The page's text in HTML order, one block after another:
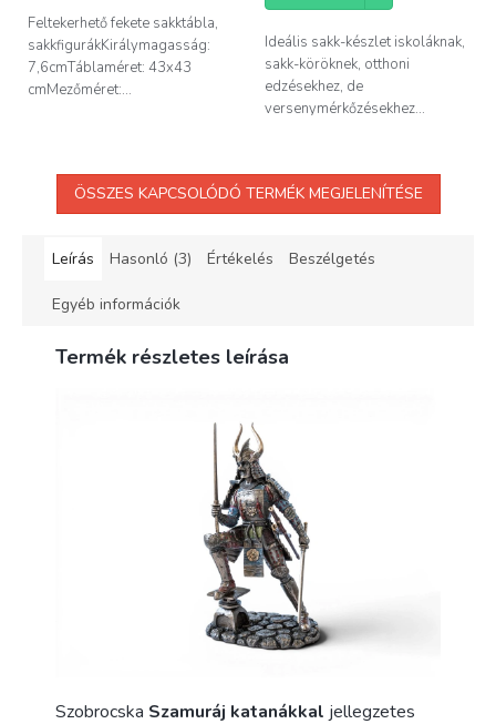
5,0
csillag.
Feltekerhető fekete sakktábla,
sakkfigurákKirálymagasság:
7,6cmTáblaméret: 43x43
cmMezőméret:...
Ideális sakk-készlet iskoláknak,
sakk-köröknek, otthoni
edzésekhez, de
versenymérkőzésekhez...
ÖSSZES KAPCSOLÓDÓ TERMÉK MEGJELENÍTÉSE
Leírás Hasonló (3) Értékelés Beszélgetés
Egyéb információk
Termék részletes leírása
Szobrocska Szamuráj katanákkal jellegzetes